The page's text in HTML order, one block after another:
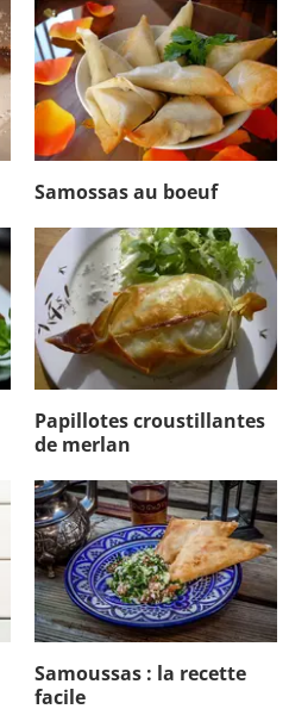
Samossas au boeuf
Papillotes croustillantes
de merlan
Samoussas : la recette
facile